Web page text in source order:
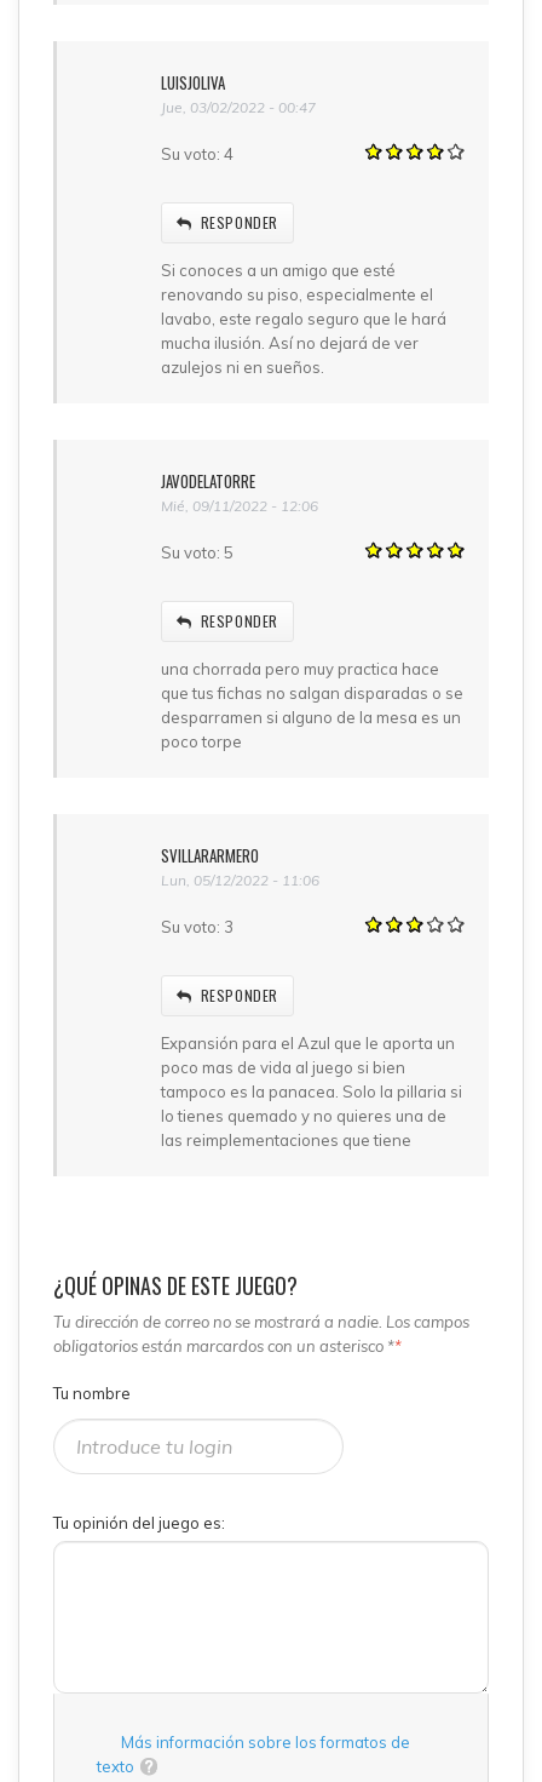
LUISJOLIVA
Jue, 03/02/2022 - 00:47
Su voto: 4
RESPONDER
Si conoces a un amigo que esté
renovando su piso, especialmente el
lavabo, este regalo seguro que le hará
mucha ilusión. Así no dejará de ver
azulejos ni en sueños.
JAVODELATORRE
Mié, 09/11/2022 - 12:06
Su voto: 5
RESPONDER
una chorrada pero muy practica hace
que tus fichas no salgan disparadas o se
desparramen si alguno de la mesa es un
poco torpe
SVILLARARMERO
Lun, 05/12/2022 - 11:06
Su voto: 3
RESPONDER
Expansión para el Azul que le aporta un
poco mas de vida al juego si bien
tampoco es la panacea. Solo la pillaria si
lo tienes quemado y no quieres una de
las reimplementaciones que tiene
¿QUÉ OPINAS DE ESTE JUEGO?
Tu dirección de correo no se mostrará a nadie. Los campos
obligatorios están marcardos con un asterisco **
Tu nombre
Tu opinión del juego es:
Más información sobre los formatos de
texto